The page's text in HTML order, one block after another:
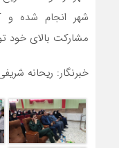
شهر انجام شده و
مشارکت بالای خود
خبرنگار: ریحانه